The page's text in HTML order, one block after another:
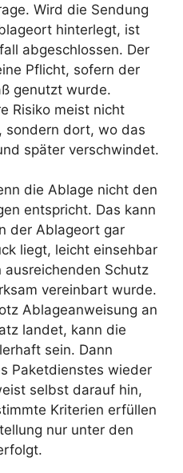
Wird die Sendung
hinterlegt, ist
abgeschlossen. Der
Pflicht, sofern der
genutzt wurde.
Risiko meist nicht
sondern dort, wo das
später verschwindet.
die Ablage nicht den
entspricht. Das kann
der Ablageort gar
liegt, leicht einsehbar
Schutz
vereinbart wurde.
Ablageanweisung an
landet, kann die
sein. Dann
Paketdienstes wieder
selbst darauf hin,
Kriterien erfüllen
nur unter den